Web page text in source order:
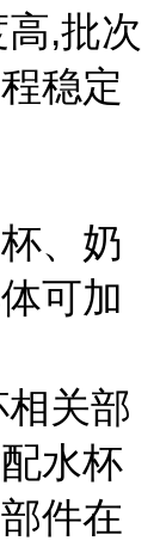
,批次
稳定
、奶
可加
关部
水杯
件在